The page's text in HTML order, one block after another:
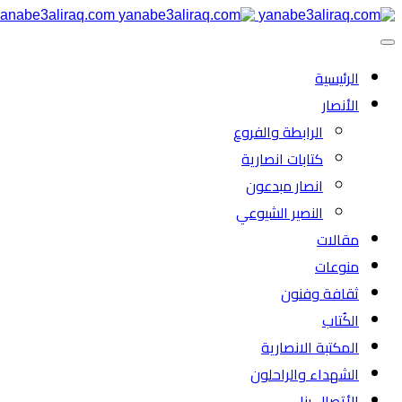
الرئیسية
الأنصار
الرابطة والفروع
كتابات انصارية
انصار مبدعون
النصیر الشیوعي
مقالات
منوعات
ثقافة وفنون
الكُتاب
المكتبة الانصارية
الشهداء والراحلون